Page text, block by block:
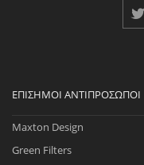
ΕΠΊΣΗΜΟΙ ΑΝΤΙΠΡΌΣΩΠΟΙ
Maxton Design
Green Filters